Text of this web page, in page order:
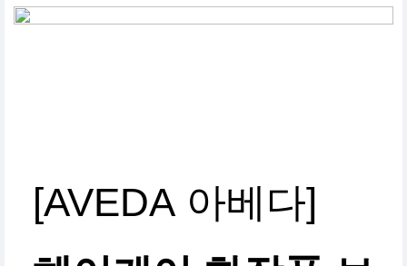
[AVEDA 아베다]